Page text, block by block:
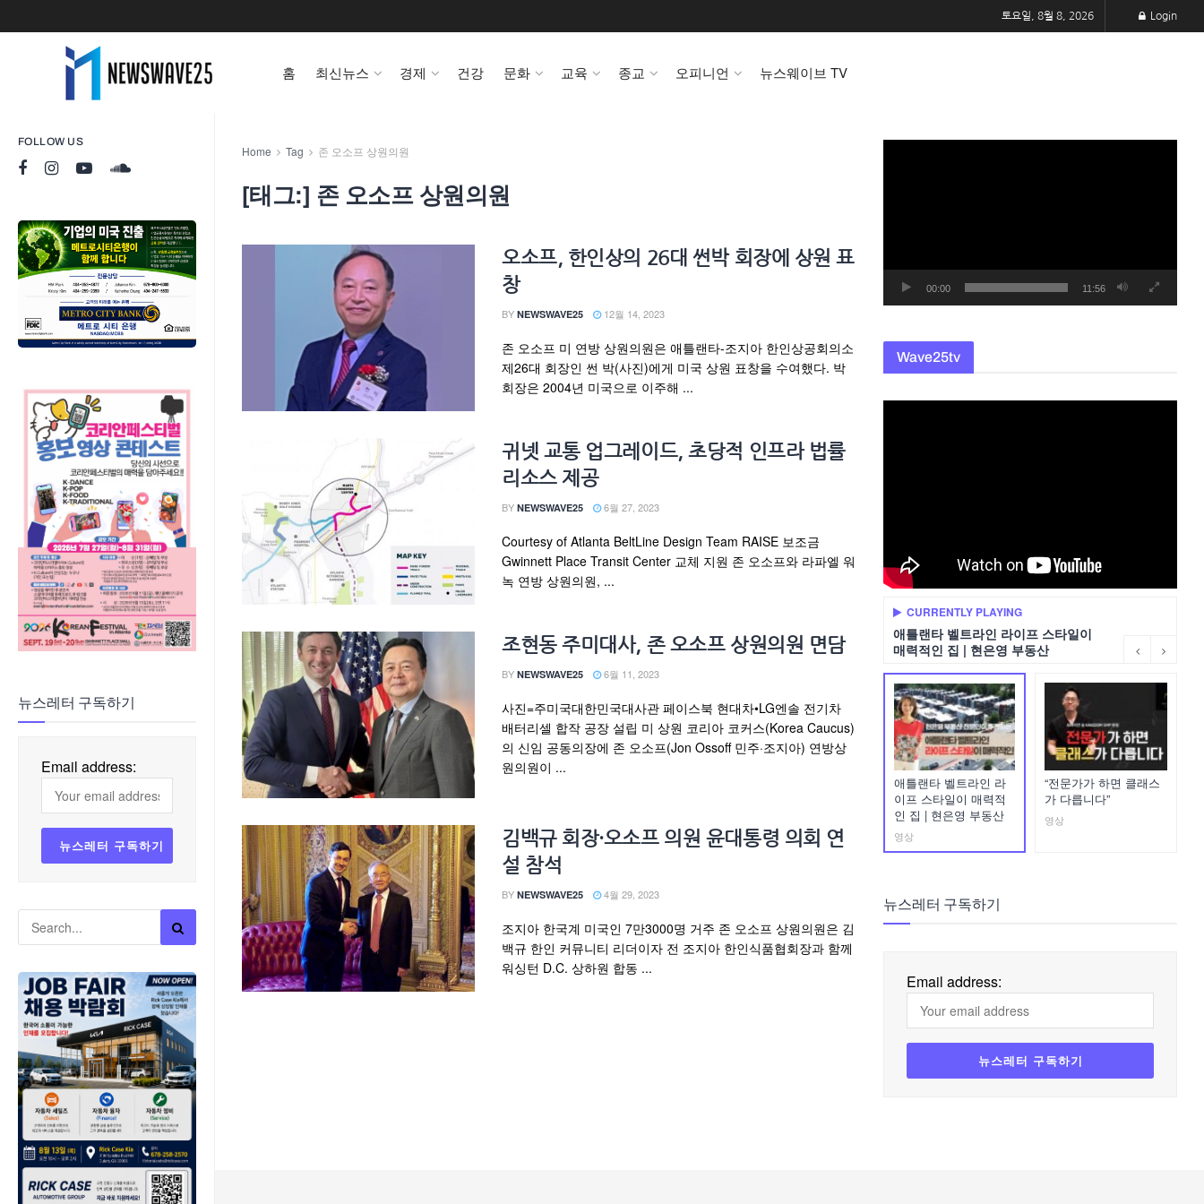
FOLLOW US
뉴스레터 구독하기
Email address:
토요일, 8월 8, 2026 Login
홈 최신뉴스 경제 건강 문화 교육 종교 오피니언 뉴스웨이브 TV
Home Tag 존 오소프 상원의원
[태그:] 존 오소프 상원의원
오소프, 한인상의 26대 썬박 회장에 상원 표
창
BY NEWSWAVE25 12월 14, 2023
존 오소프 미 연방 상원의원은 애틀랜타-조지아 한인상공회의소
제26대 회장인 썬 박(사진)에게 미국 상원 표창을 수여했다. 박
회장은 2004년 미국으로 이주해 ...
귀넷 교통 업그레이드, 초당적 인프라 법률
리소스 제공
BY NEWSWAVE25 6월 27, 2023
Courtesy of Atlanta BeltLine Design Team RAISE 보조금
Gwinnett Place Transit Center 교체 지원 존 오소프와 라파엘 워
녹 연방 상원의원, ...
조현동 주미대사, 존 오소프 상원의원 면담
BY NEWSWAVE25 6월 11, 2023
사진=주미국대한민국대사관 페이스북 현대차•LG엔솔 전기차
배터리셀 합작 공장 설립 미 상원 코리아 코커스(Korea Caucus)
의 신임 공동의장에 존 오소프(Jon Ossoff 민주·조지아) 연방상
원의원이 ...
김백규 회장·오소프 의원 윤대통령 의회 연
설 참석
BY NEWSWAVE25 4월 29, 2023
조지아 한국계 미국인 7만3000명 거주 존 오소프 상원의원은 김
백규 한인 커뮤니티 리더이자 전 조지아 한인식품협회장과 함께
워싱턴 D.C. 상하원 합동 ...
00:00 11:56
Wave25tv
CURRENTLY PLAYING
애틀랜타 벨트라인 라이프 스타일이
매력적인 집 | 현은영 부동산
애틀랜타 벨트라인 라
이프 스타일이 매력적
인 집 | 현은영 부동산
영상
“전문가가 하면 클래스
가 다릅니다”
영상
뉴스레터 구독하기
Email address: